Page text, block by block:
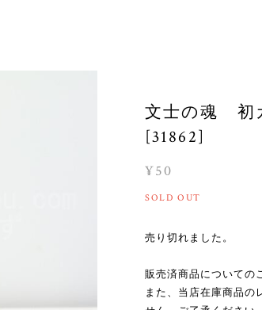
文士の魂
[31862]
¥50
SOLD OUT
売り切れました。
販売済商品についての
また、当店在庫商品の